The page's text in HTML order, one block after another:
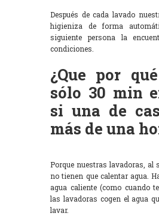
Después de cada lavado
higieniza de forma
siguiente persona la
condiciones.
¿Que por
sólo 30 min
si una de
más de una
Porque nuestras lavadoras, al
no tienen que calentar agua.
agua caliente (como cuando
las lavadoras cogen el agua
lavar.